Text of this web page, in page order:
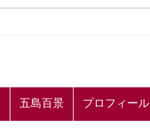
五島百景 プロフィール